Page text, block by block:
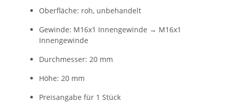
Oberfläche: roh, unbehandelt
Gewinde: M16x1 Innengewinde → M16x1
Innengewinde
Durchmesser: 20 mm
Höhe: 20 mm
Preisangabe für 1 Stück